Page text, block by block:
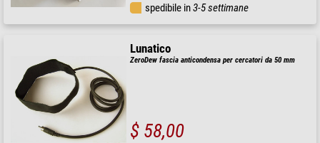
spedibile in3-5 settimane
Lunatico
ZeroDew fascia anticondensa per cercatori da 50 mm
$ 58,00